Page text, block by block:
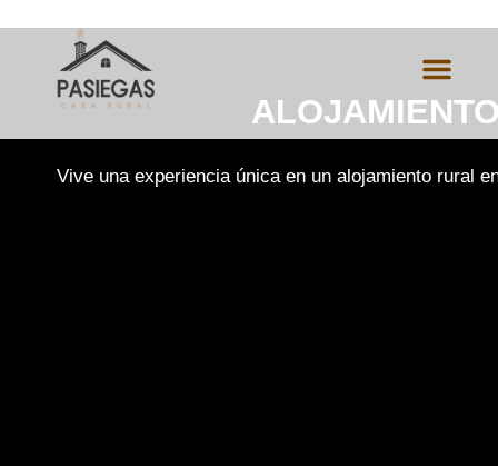
Vive una experiencia única en un alojamiento rural